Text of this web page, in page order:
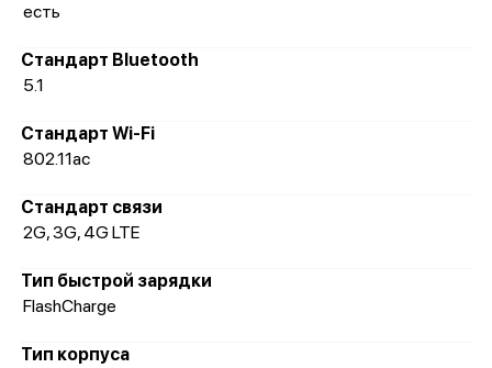
есть
Стандарт Bluetooth
5.1
Стандарт Wi-Fi
802.11ac
Стандарт связи
2G, 3G, 4G LTE
Тип быстрой зарядки
FlashCharge
Тип корпуса